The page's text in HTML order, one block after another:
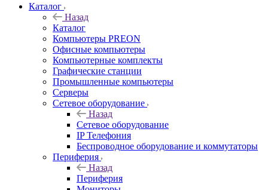
Каталог
Назад
Каталог
Компьютеры PREON
Офисные компьютеры
Компьютерные комплекты
Графические станции
Промышленные компьютеры
Серверы
Сетевое оборудование
Назад
Сетевое оборудование
IP Телефония
Беспроводное оборудование и коммутаторы
Периферия
Назад
Периферия